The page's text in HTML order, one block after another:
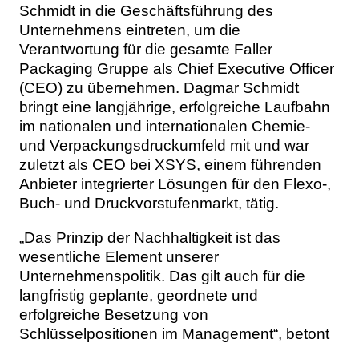
Schmidt in die Geschäftsführung des
Unternehmens eintreten, um die
Verantwortung für die gesamte Faller
Packaging Gruppe als Chief Executive Officer
(CEO) zu übernehmen. Dagmar Schmidt
bringt eine langjährige, erfolgreiche Laufbahn
im nationalen und internationalen Chemie-
und Verpackungsdruckumfeld mit und war
zuletzt als CEO bei XSYS, einem führenden
Anbieter integrierter Lösungen für den Flexo-,
Buch- und Druckvorstufenmarkt, tätig.
„Das Prinzip der Nachhaltigkeit ist das
wesentliche Element unserer
Unternehmenspolitik. Das gilt auch für die
langfristig geplante, geordnete und
erfolgreiche Besetzung von
Schlüsselpositionen im Management“, betont